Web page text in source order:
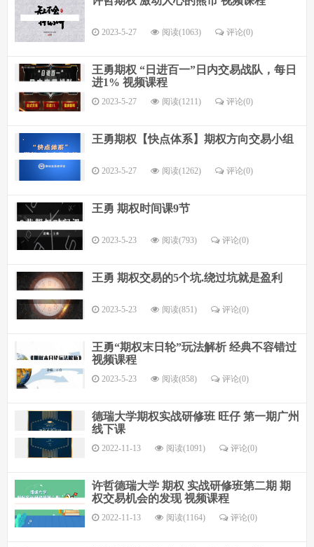
2023-5-27 阅读(1063) 评论(0)
王勇期权 “日进百一”日内交易战队，每日
进1% 视频课程
2023-5-27 阅读(1211) 评论(0)
王勇期权【快点体系】期权方向交易小组
2023-5-27 阅读(1262) 评论(0)
王勇 期权时间课9节
2023-5-23 阅读(793) 评论(0)
王勇 期权交易的5个坑.绕过坑就是盈利
2023-5-23 阅读(851) 评论(0)
王勇“期权末日轮”玩法解析 经典不容错过
视频课程
2023-5-23 阅读(858) 评论(0)
德瑞大学期权实战研修班 旺仔 第一期广州
线下课
2022-11-13 阅读(1091) 评论(0)
许哲德瑞大学 期权 实战研修班第二期 期
权交易机会的发现 视频课程
2022-11-13 阅读(1164) 评论(0)